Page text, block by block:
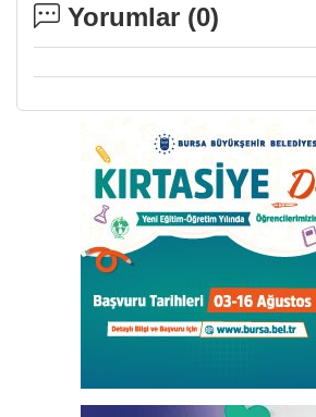
Yorumlar (0)